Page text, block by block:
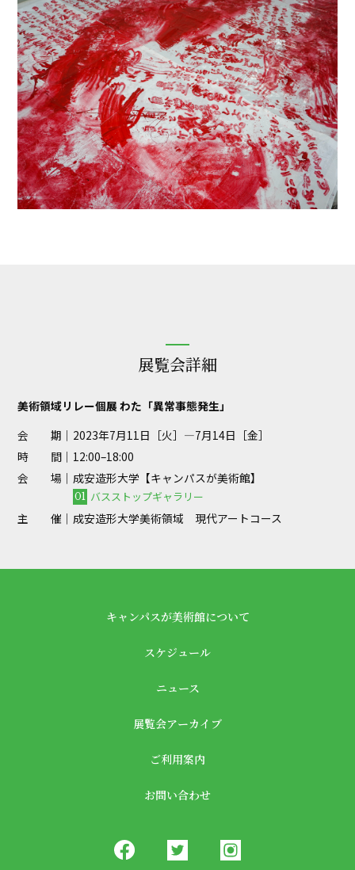
展覧会詳細
美術領域リレー個展 わた「異常事態発生」
会 期｜ 2023年7月11日［火］—7月14日［金］
時 間｜ 12:00–18:00
会 場｜成安造形大学【キャンパスが美術館】
01 バスストップギャラリー
主 催｜成安造形大学美術領域 現代アートコース
キャンパスが美術館について
スケジュール
ニュース
展覧会アーカイブ
ご利用案内
お問い合わせ